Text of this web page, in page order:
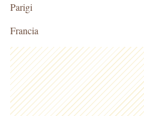
Parigi
Francia